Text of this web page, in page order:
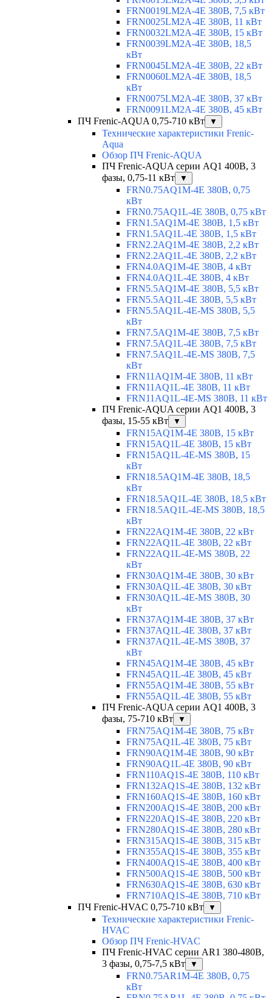
FRN0019LM2A-4E 380В, 7,5 кВт
FRN0025LM2A-4E 380В, 11 кВт
FRN0032LM2A-4E 380В, 15 кВт
FRN0039LM2A-4E 380В, 18,5
кВт
FRN0045LM2A-4E 380В, 22 кВт
FRN0060LM2A-4E 380В, 18,5
кВт
FRN0075LM2A-4E 380В, 37 кВт
FRN0091LM2A-4E 380В, 45 кВт
ПЧ Frenic-AQUA 0,75-710 кВт
▼
Технические характеристики Frenic-
Aqua
Обзор ПЧ Frenic-AQUA
ПЧ Frenic-AQUA серии AQ1 400В, 3
фазы, 0,75-11 кВт
▼
FRN0.75AQ1M-4E 380В, 0,75
кВт
FRN0.75AQ1L-4E 380В, 0,75 кВт
FRN1.5AQ1M-4E 380В, 1,5 кВт
FRN1.5AQ1L-4E 380В, 1,5 кВт
FRN2.2AQ1M-4E 380В, 2,2 кВт
FRN2.2AQ1L-4E 380В, 2,2 кВт
FRN4.0AQ1M-4E 380В, 4 кВт
FRN4.0AQ1L-4E 380В, 4 кВт
FRN5.5AQ1M-4E 380В, 5,5 кВт
FRN5.5AQ1L-4E 380В, 5,5 кВт
FRN5.5AQ1L-4E-MS 380В, 5,5
кВт
FRN7.5AQ1M-4E 380В, 7,5 кВт
FRN7.5AQ1L-4E 380В, 7,5 кВт
FRN7.5AQ1L-4E-MS 380В, 7,5
кВт
FRN11AQ1M-4E 380В, 11 кВт
FRN11AQ1L-4E 380В, 11 кВт
FRN11AQ1L-4E-MS 380В, 11 кВт
ПЧ Frenic-AQUA серии AQ1 400В, 3
фазы, 15-55 кВт
▼
FRN15AQ1M-4E 380В, 15 кВт
FRN15AQ1L-4E 380В, 15 кВт
FRN15AQ1L-4E-MS 380В, 15
кВт
FRN18.5AQ1M-4E 380В, 18,5
кВт
FRN18.5AQ1L-4E 380В, 18,5 кВт
FRN18.5AQ1L-4E-MS 380В, 18,5
кВт
FRN22AQ1M-4E 380В, 22 кВт
FRN22AQ1L-4E 380В, 22 кВт
FRN22AQ1L-4E-MS 380В, 22
кВт
FRN30AQ1M-4E 380В, 30 кВт
FRN30AQ1L-4E 380В, 30 кВт
FRN30AQ1L-4E-MS 380В, 30
кВт
FRN37AQ1M-4E 380В, 37 кВт
FRN37AQ1L-4E 380В, 37 кВт
FRN37AQ1L-4E-MS 380В, 37
кВт
FRN45AQ1M-4E 380В, 45 кВт
FRN45AQ1L-4E 380В, 45 кВт
FRN55AQ1M-4E 380В, 55 кВт
FRN55AQ1L-4E 380В, 55 кВт
ПЧ Frenic-AQUA серии AQ1 400В, 3
фазы, 75-710 кВт
▼
FRN75AQ1M-4E 380В, 75 кВт
FRN75AQ1L-4E 380В, 75 кВт
FRN90AQ1M-4E 380В, 90 кВт
FRN90AQ1L-4E 380В, 90 кВт
FRN110AQ1S-4E 380В, 110 кВт
FRN132AQ1S-4E 380В, 132 кВт
FRN160AQ1S-4E 380В, 160 кВт
FRN200AQ1S-4E 380В, 200 кВт
FRN220AQ1S-4E 380В, 220 кВт
FRN280AQ1S-4E 380В, 280 кВт
FRN315AQ1S-4E 380В, 315 кВт
FRN355AQ1S-4E 380В, 355 кВт
FRN400AQ1S-4E 380В, 400 кВт
FRN500AQ1S-4E 380В, 500 кВт
FRN630AQ1S-4E 380В, 630 кВт
FRN710AQ1S-4E 380В, 710 кВт
ПЧ Frenic-HVAC 0,75-710 кВт
▼
Технические характеристики Frenic-
HVAC
Обзор ПЧ Frenic-HVAC
ПЧ Frenic-HVAC серии AR1 380-480В,
3 фазы, 0,75-7,5 кВт
▼
FRN0.75AR1M-4E 380В, 0,75
кВт